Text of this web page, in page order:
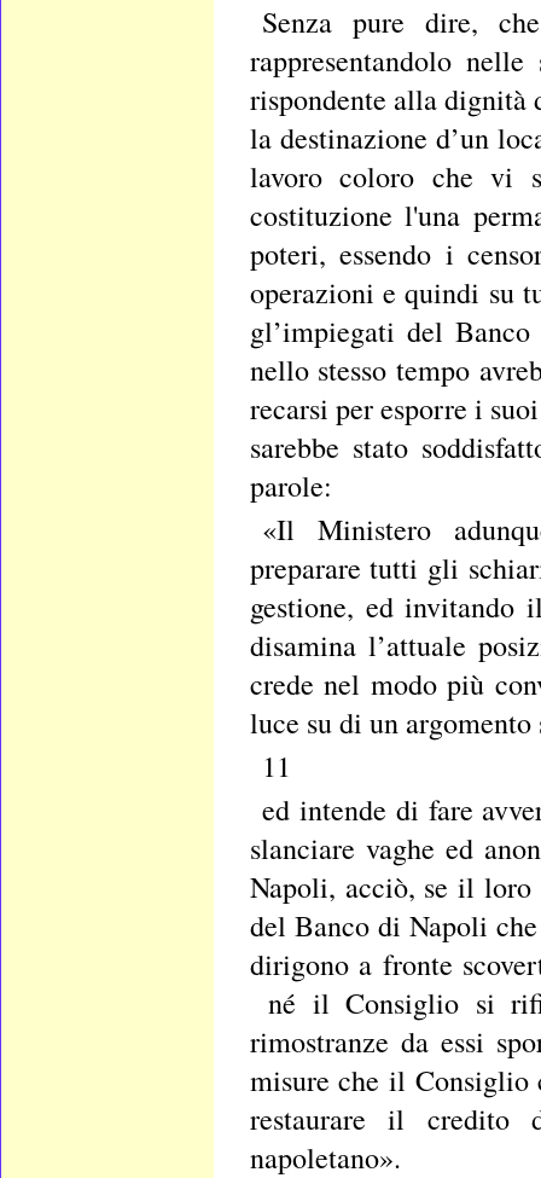
Senza pure dire,
rappresentandolo
rispondente alla dignità
la destinazione d’un
lavoro coloro che vi
costituzione l'una
poteri, essendo i
operazioni e quindi su
gl’impiegati del
nello stesso tempo
recarsi per esporre i
sarebbe stato
parole:
«Il Ministero
preparare tutti gli
gestione, ed invitando
disamina l’attuale
crede nel modo più
luce su di un argomento
11
ed intende di fare
slanciare vaghe ed
Napoli, acciò, se il loro
del Banco di Napoli
dirigono a fronte
né il Consiglio si
rimostranze da essi
misure che il Consiglio
restaurare il credito
napoletano».